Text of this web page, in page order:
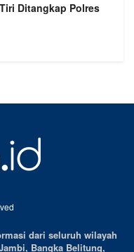
Ditangkap Polres
dari seluruh wilayah
Bangka Belitung,